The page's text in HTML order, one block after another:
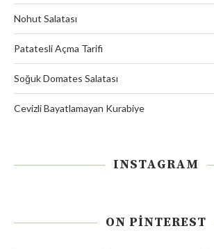
Nohut Salatası
Patatesli Açma Tarifi
Soğuk Domates Salatası
Cevizli Bayatlamayan Kurabiye
INSTAGRAM
ON PINTEREST